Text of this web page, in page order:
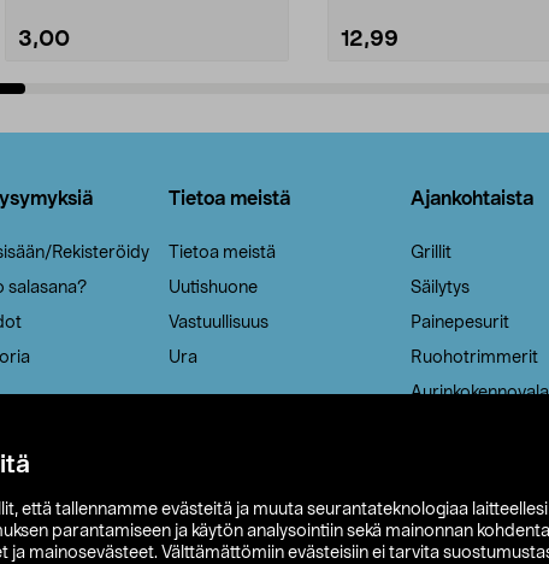
että tallennamme evästeitä ja muuta seurantateknologiaa laitteellesi
parantamiseen ja käytön analysointiin sekä mainonnan
mainosevästeet. Välttämättömiin evästeisiin ei tarvita
3,00 12,99
Rekisteröidy
salasana?
Tietoa meistä
Tietoa meistä
Uutishuone
Vastuullisuus
Ura
Ajankohtaista
Grillit
Säilytys
Painepesurit
Ruohotrimmerit